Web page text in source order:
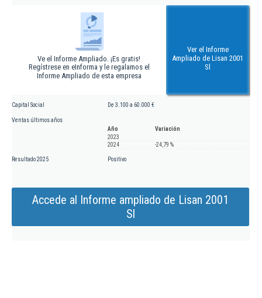
Ve el Informe Ampliado. ¡Es gratis!
Regístrese en eInforma y le regalamos el
Informe Ampliado de esta empresa
Ver el Informe
Ampliado de Lisan 2001
Sl
Capital Social De 3.100 a 60.000 €
Ventas últimos años
Año
Variación
2023
2024
-24,79 %
Resultado 2025 Positivo
Accede al Informe ampliado de Lisan 2001
Sl